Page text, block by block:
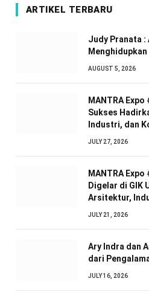
ARTIKEL TERBARU
Judy Pranata
AUGUST 5, 2026
MANTRA Expo
Sukses
Industri, dan
JULY 27, 2026
MANTRA
Digelar di GIK
Arsitektur,
JULY 21, 2026
Ary Indra dan
dari
JULY 16, 2026